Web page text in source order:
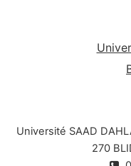
Université SAAD
270